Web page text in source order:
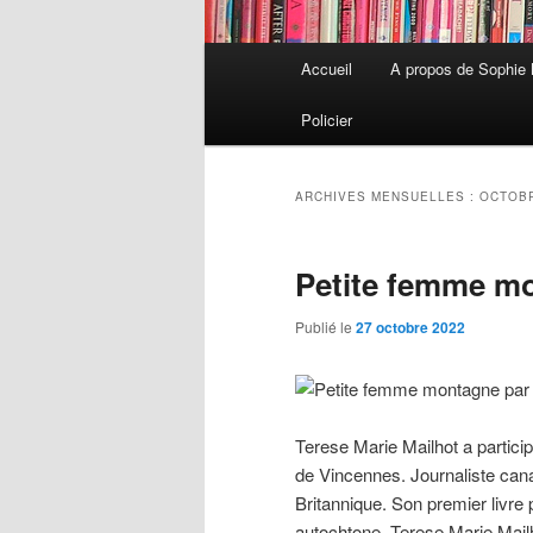
Aller
au
contenu
Aller
au
contenu
Accueil A propos de Sophie
Policier
ARCHIVES MENSUELLES :
Petite femme
Publié le 27 octobre 2022
Terese Marie Mailhot a
de Vincennes. Journaliste
Britannique. Son premier